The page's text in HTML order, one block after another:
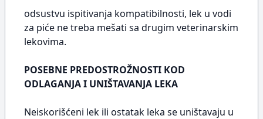
odsustvu ispitivanja kompatibilnosti, lek u vodi
za piće ne treba mešati sa drugim veterinarskim
lekovima.
POSEBNE PREDOSTROŽNOSTI KOD
ODLAGANJA I UNIŠTAVANJA LEKA
Neiskorišćeni lek ili ostatak leka se uništavaju u